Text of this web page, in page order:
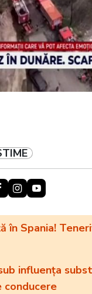
în Spania!
influența
conducere